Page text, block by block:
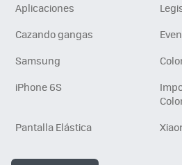
Aplicaciones
Cazando gangas
Samsung
iPhone 6S
Pantalla Elástica